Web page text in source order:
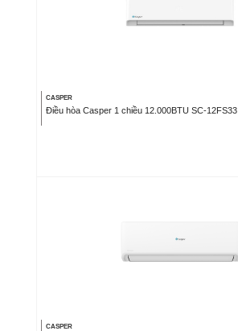
CASPER
Điều hòa Casper 1 chiều 12.000BTU SC-12FS33
CASPER